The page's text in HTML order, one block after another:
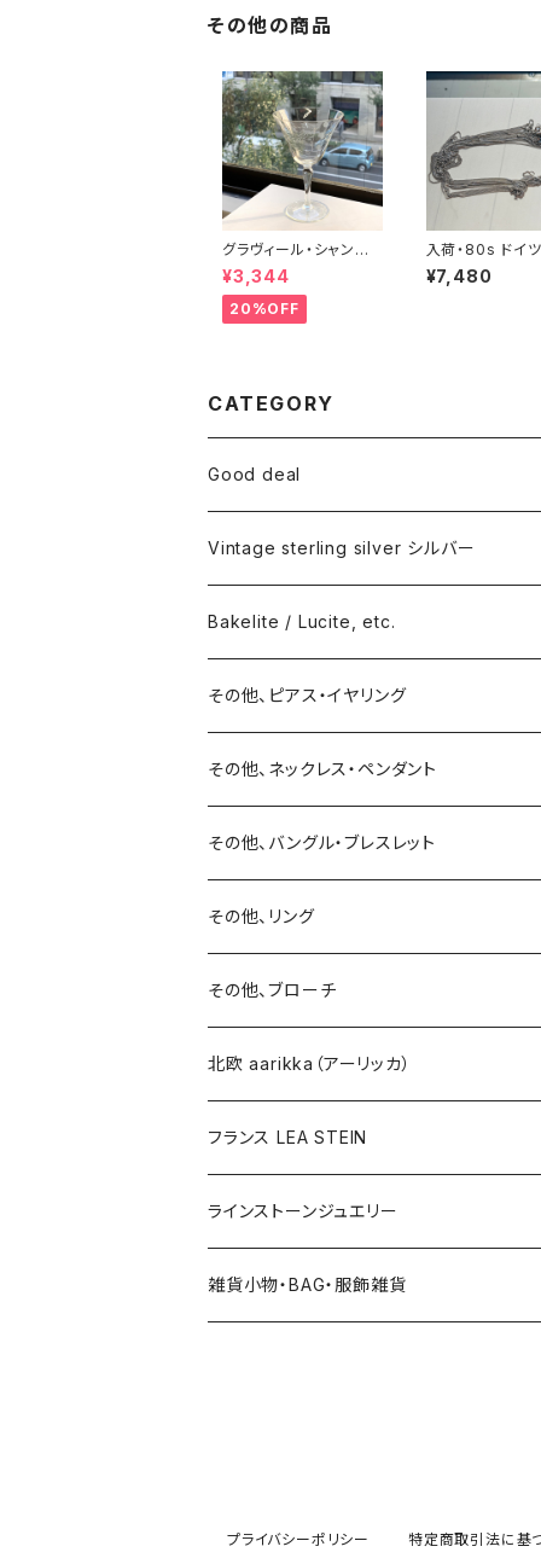
その他の商品
グラヴィール・シャンパ
ングラス・ワイングラス
¥3,344
20%OFF
入荷・80s ドイ
rich Binder
ck ショートチェ
¥7,480
CATEGORY
Good deal
Vintage sterling silver シルバー
ネックレス
バングル・ブレスレット
リング
15号以上
ピアス
イヤリング
ブローチ
その他
Bakelite / Lucite, etc.
ピアス・イヤリング
リング
バングル・ブレスレット
ブローチ
ネックレス
その他、ピアス・イヤリング
ピアス
イヤリング
その他、ネックレス・ペンダント
その他、バングル・ブレスレット
その他、リング
その他、ブローチ
北欧 aarikka（アーリッカ）
フランス LEA STEIN
ラインストーンジュエリー
雑貨小物・BAG・服飾雑貨
プライバシーポリシー 特定商取引法に基